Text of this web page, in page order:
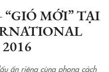
MỚI” TẠI
ấn riêng cùng phong cách